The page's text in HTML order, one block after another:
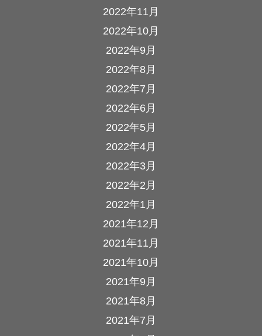
2022年11月
2022年10月
2022年9月
2022年8月
2022年7月
2022年6月
2022年5月
2022年4月
2022年3月
2022年2月
2022年1月
2021年12月
2021年11月
2021年10月
2021年9月
2021年8月
2021年7月